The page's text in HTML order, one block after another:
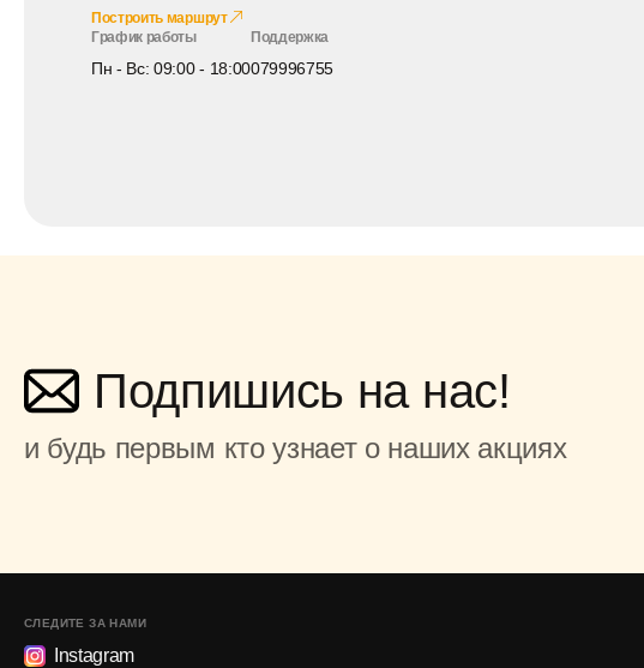
Построить маршрут
График работы
Пн - Вс: 09:00 - 18:00
Поддержка
079996755
Подпишись на нас!
и будь первым кто узнает о наших акциях
СЛЕДИТЕ ЗА НАМИ
Instagram